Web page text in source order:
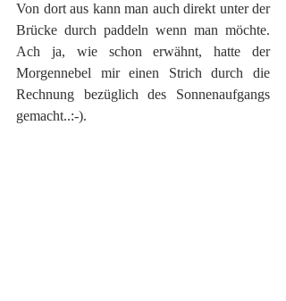
Von dort aus kann man auch direkt unter der
Brücke durch paddeln wenn man möchte.
Ach ja, wie schon erwähnt, hatte der
Morgennebel mir einen Strich durch die
Rechnung bezüglich des Sonnenaufgangs
gemacht..:-).